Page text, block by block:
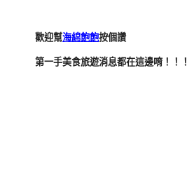
歡迎幫海綿飽飽按個讚
第一手美食旅遊消息都在這邊唷！！！